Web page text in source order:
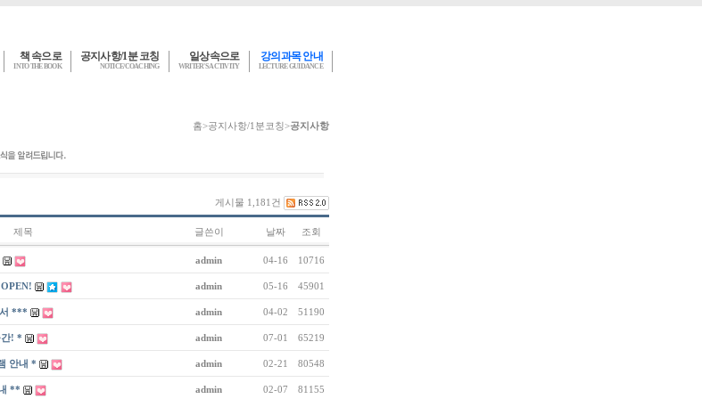
책 속으로
INTO THE BOOK
공지사항/1분 코칭
NOTICE/COACHING
일상속으로
WRITER'S ACTIVITY
강의과목 안내
LECTURE GUIDANCE
홈>공지사항/1분코칭>공지사항
게시물 1,181건
제목 글쓴이 날짜 조회
admin 04-16 10716
admin 05-16 45901
*** admin 04-02 51190
간! * admin 07-01 65219
안내 * admin 02-21 80548
** admin 02-07 81155